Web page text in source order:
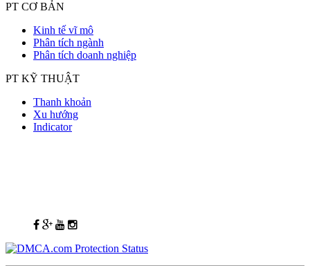
PT CƠ BẢN
Kinh tế vĩ mô
Phân tích ngành
Phân tích doanh nghiệp
PT KỸ THUẬT
Thanh khoản
Xu hướng
Indicator